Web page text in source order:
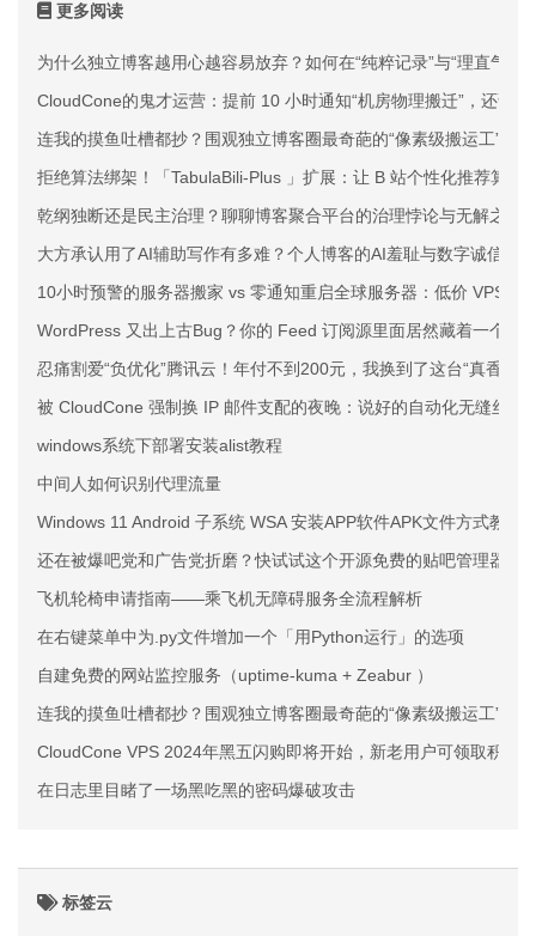
更多阅读
为什么独立博客越用心越容易放弃？如何在“纯粹记录”与“理直气壮
CloudCone的鬼才运营：提前 10 小时通知“机房物理搬迁”，还说
连我的摸鱼吐槽都抄？围观独立博客圈最奇葩的“像素级搬运工”
拒绝算法绑架！「TabulaBili-Plus 」扩展：让 B 站个性化推荐算法
乾纲独断还是民主治理？聊聊博客聚合平台的治理悖论与无解之痛
大方承认用了AI辅助写作有多难？个人博客的AI羞耻与数字诚信
10小时预警的服务器搬家 vs 零通知重启全球服务器：低价 VPS 界
WordPress 又出上古Bug？你的 Feed 订阅源里面居然藏着一个博
忍痛割爱“负优化”腾讯云！年付不到200元，我换到了这台“真香”的
被 CloudCone 强制换 IP 邮件支配的夜晚：说好的自动化无缝丝滑
windows系统下部署安装alist教程
中间人如何识别代理流量
Windows 11 Android 子系统 WSA 安装APP软件APK文件方式教程
还在被爆吧党和广告党折磨？快试试这个开源免费的贴吧管理器，
飞机轮椅申请指南——乘飞机无障碍服务全流程解析
在右键菜单中为.py文件增加一个「用Python运行」的选项
自建免费的网站监控服务（uptime-kuma + Zeabur ）
连我的摸鱼吐槽都抄？围观独立博客圈最奇葩的“像素级搬运工”
CloudCone VPS 2024年黑五闪购即将开始，新老用户可领取积分
在日志里目睹了一场黑吃黑的密码爆破攻击
标签云